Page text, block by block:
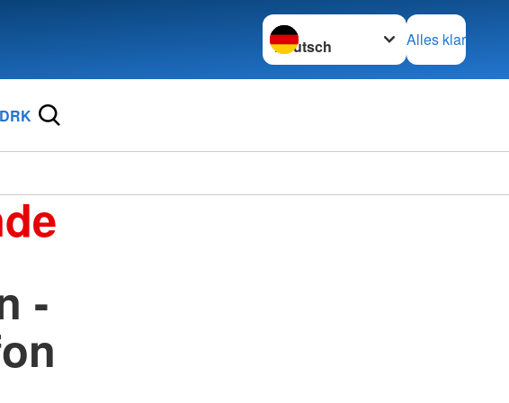
Sprache wechseln zu
Alles klar
-